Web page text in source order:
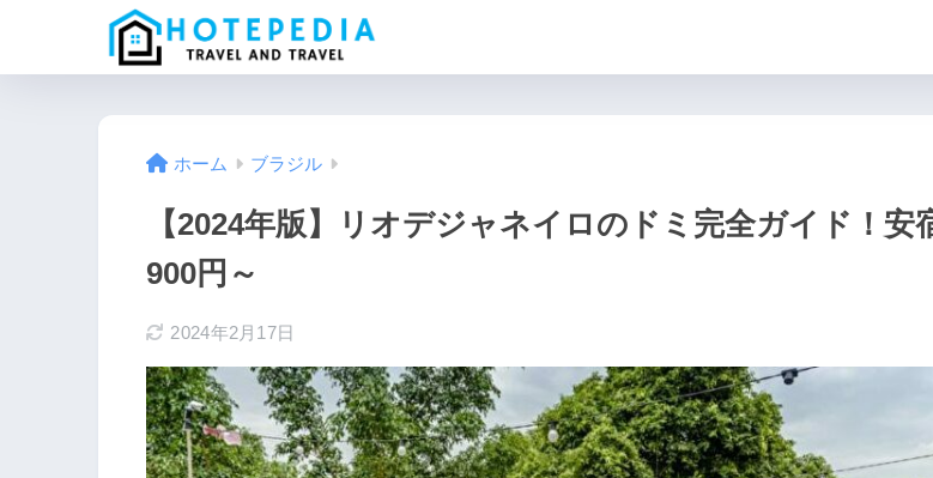
ホーム ブラジル
【2024年版】リオデジャネイロのドミ完全ガイド！安
900円～
2024年2月17日